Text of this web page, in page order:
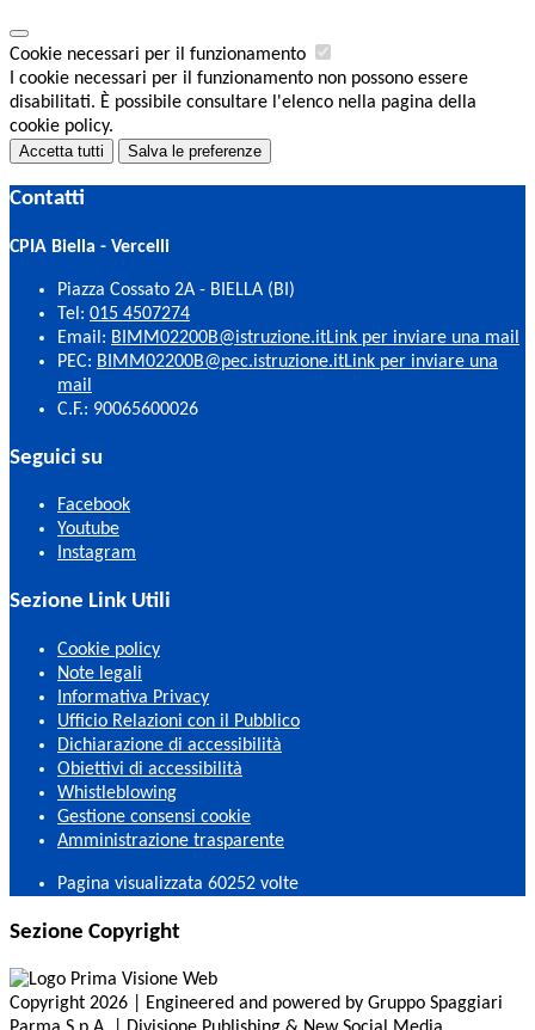
Cookie necessari per il funzionamento
I cookie necessari per il funzionamento non possono essere
disabilitati. È possibile consultare l'elenco nella pagina della
cookie policy.
Accetta tutti Salva le preferenze
Contatti
CPIA Biella - Vercelli
Piazza Cossato 2A - BIELLA (BI)
Tel: 015 4507274
Email: BIMM02200B@istruzione.itLink per inviare una mail
PEC: BIMM02200B@pec.istruzione.itLink per inviare una
mail
C.F.: 90065600026
Seguici su
Facebook
Youtube
Instagram
Sezione Link Utili
Cookie policy
Note legali
Informativa Privacy
Ufficio Relazioni con il Pubblico
Dichiarazione di accessibilità
Obiettivi di accessibilità
Whistleblowing
Gestione consensi cookie
Amministrazione trasparente
Pagina visualizzata 60252 volte
Sezione Copyright
Copyright 2026 | Engineered and powered by Gruppo Spaggiari